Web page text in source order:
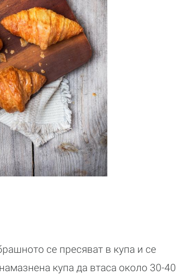
се пресяват в купа и се
купа да втаса около 30-40